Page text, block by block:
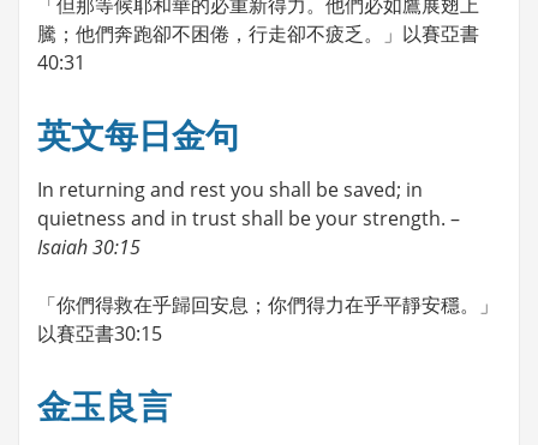
騰；他們奔跑卻不困倦，行走卻不疲乏。」以賽亞書
40:31
英文每日金句
In returning and rest you shall be saved; in
quietness and in trust shall be your strength. –
Isaiah 30:15
「你們得救在乎歸回安息；你們得力在乎平靜安穩。」
以賽亞書30:15
金玉良言